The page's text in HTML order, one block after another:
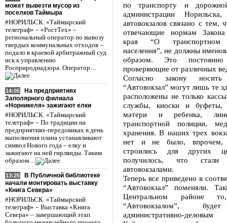
может вывезти мусор из
поселков Таймыра
#НОРИЛЬСК. «Таймырский
телеграф» – «РостТех» –
региональный оператор по вывозу
твердых коммунальных отходов –
подало в краевой арбитражный суд
иск к управлению
Росприроднадзора. Оператор…
14:05
На предприятиях
Заполярного филиала
«Норникеля» зажигают елки
#НОРИЛЬСК. «Таймырский
телеграф» – По традиции на
предприятиях-передовиках в день
выполнения плана устанавливают
символ Нового года – елку и
зажигают на ней гирлянды. Таким
образом…
13:25
В Публичной библиотеке
начали монтировать выставку
«Книга Севера»
#НОРИЛЬСК. «Таймырский
телеграф» – Выставка «Книга
Севера» – завершающий этап
по транспорту и
администрации Норильска,
автовокзалов связано с тем,
отвечающие нормам Закона
края “О транспортном
населения”, не должны
образом. Это постоянно
проверяющие от различных
Согласно закону
“Автовокзал” могут лишь те
расположены не только
службы, киоски и
матери и ребенка,
транспортной полиции,
хранения. В наших трех
нет и не было, впрочем,
строились для других
получилось, что
автовокзалами.
Теперь все приведено в
“Автовокзал” поменяли.
Центральном районе
“Автовокзалом”,
административно-